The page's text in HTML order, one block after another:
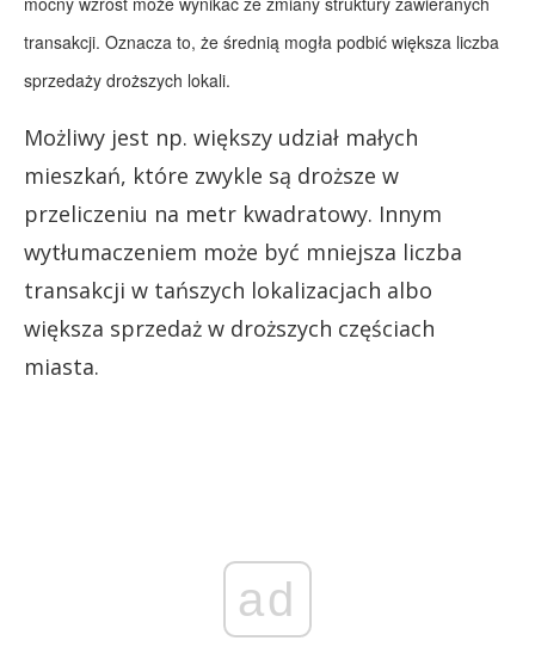
transakcji. Oznacza to, że średnią mogła podbić większa liczba
sprzedaży droższych lokali.
Możliwy jest np. większy udział małych
mieszkań, które zwykle są droższe w
przeliczeniu na metr kwadratowy. Innym
wytłumaczeniem może być mniejsza liczba
transakcji w tańszych lokalizacjach albo
większa sprzedaż w droższych częściach
miasta.
ad